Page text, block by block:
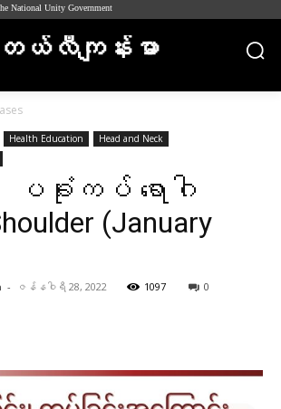
National Unity Government
တယ်လီကျန်းမာ
Health Education
Head and Neck
ခုံးကပ် ရောဂါ
(January
- ဇန်နဝါရီ 28, 2022 1097 0